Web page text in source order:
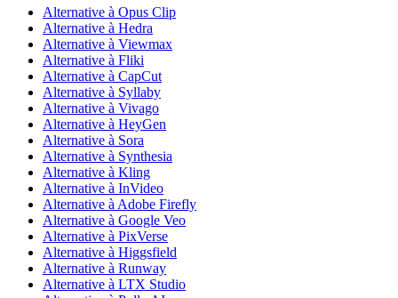
Alternative à Opus Clip
Alternative à Hedra
Alternative à Viewmax
Alternative à Fliki
Alternative à CapCut
Alternative à Syllaby
Alternative à Vivago
Alternative à HeyGen
Alternative à Sora
Alternative à Synthesia
Alternative à Kling
Alternative à InVideo
Alternative à Adobe Firefly
Alternative à Google Veo
Alternative à PixVerse
Alternative à Higgsfield
Alternative à Runway
Alternative à LTX Studio